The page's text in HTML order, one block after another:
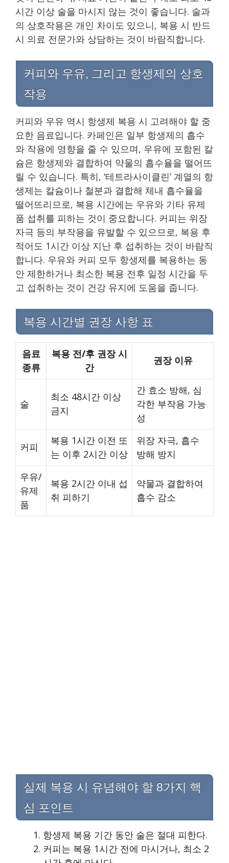
시간 이상 술을 마시지 않는 것이 좋습니다. 술과
의 상호작용은 개인 차이도 있으니, 복용 시 반드
시 의료 전문가와 상담하는 것이 바람직합니다.
커피와 우유, 그리고 항생제의 상호
작용
커피와 우유 역시 항생제 복용 시 고려해야 할 중
요한 음료입니다. 카페인은 일부 항생제의 흡수
와 작용에 영향을 줄 수 있으며, 우유에 포함된 칼
슘은 항생제와 결합하여 약물의 흡수율을 떨어뜨
릴 수 있습니다. 특히, ‘테트라사이클린’ 계열의 항
생제는 칼슘이나 철분과 결합해 체내 흡수율을
떨어뜨리므로, 복용 시간에는 우유와 기타 유제
품 섭취를 피하는 것이 중요합니다. 커피는 위장
자극 등의 부작용을 유발할 수 있으므로, 복용 후
적어도 1시간 이상 지난 후 섭취하는 것이 바람직
합니다. 우유와 커피 모두 항생제를 복용하는 동
안 제한하거나 최소한 복용 전후 일정 시간을 두
고 섭취하는 것이 건강 유지에 도움을 줍니다.
복용 시간별 권장 사항 표
음료
종류
복용 전/후 권장 시
간
권장 이유
술
최소 48시간 이상
금지
간 효소 방해, 심
각한 부작용 가능
성
커피
복용 1시간 이전 또
는 이후 2시간 이상
위장 자극, 흡수
방해 방지
우유/
유제
품
복용 2시간 이내 섭
취 피하기
약물과 결합하여
흡수 감소
실제 복용 시 유념해야 할 8가지 핵
심 포인트
항생제 복용 기간 동안 술은 절대 피한다.
커피는 복용 1시간 전에 마시거나, 최소 2